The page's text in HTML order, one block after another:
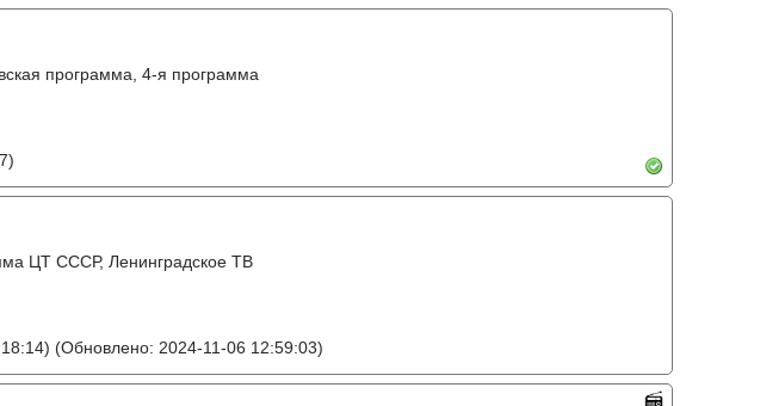
программа, 4-я программа
ЦТ СССР, Ленинградское ТВ
(Обновлено: 2024-11-06 12:59:03)